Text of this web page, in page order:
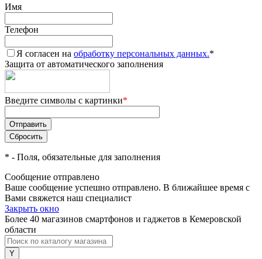
Имя
Телефон
Я согласен на обработку персональных данных.*
Защита от автоматического заполнения
Введите символы с картинки*
* - Поля, обязательные для заполнения
Сообщение отправлено
Ваше сообщение успешно отправлено. В ближайшее время с
Вами свяжется наш специалист
Закрыть окно
Более 40 магазинов смартфонов и гаджетов в Кемеровской
области